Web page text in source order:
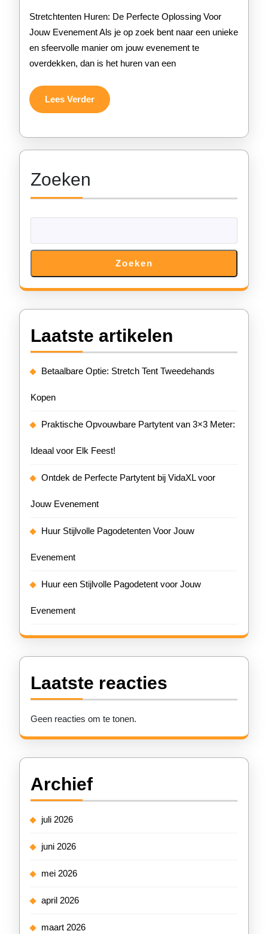
Stretchtenten
Voor
Jouw
Stretchtenten Huren: De Perfecte Oplossing Voor
Jouw Evenement Als je op zoek bent naar een unieke
en sfeervolle manier om jouw evenement te
overdekken, dan is het huren van een
Lees VerderLees
Verder
Zoeken
Zoeken
Laatste artikelen
Betaalbare Optie: Stretch Tent Tweedehands
Kopen
Praktische Opvouwbare Partytent van 3×3 Meter:
Ideaal voor Elk Feest!
Ontdek de Perfecte Partytent bij VidaXL voor
Jouw Evenement
Huur Stijlvolle Pagodetenten Voor Jouw
Evenement
Huur een Stijlvolle Pagodetent voor Jouw
Evenement
Laatste reacties
Geen reacties om te tonen.
Archief
juli 2026
juni 2026
mei 2026
april 2026
maart 2026